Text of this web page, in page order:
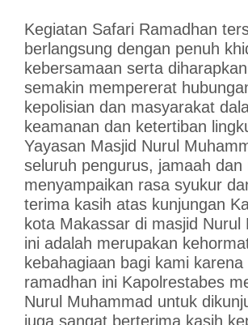
Kegiatan Safari Ramadhan
berlangsung dengan penuh
kebersamaan serta
semakin mempererat
kepolisian dan masyarakat
keamanan dan ketertiban
Yayasan Masjid Nurul
seluruh pengurus, jamaah dan
menyampaikan rasa syukur
terima kasih atas kunjungan
kota Makassar di masjid Nurul
ini adalah merupakan
kebahagiaan bagi kami karena
ramadhan ini Kapolrestabes
Nurul Muhammad untuk
juga sangat berterima kasih